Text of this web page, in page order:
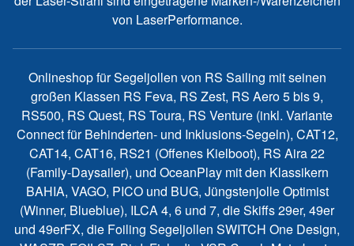
von LaserPerformance.
Onlineshop für Segeljollen von RS Sailing mit seinen
großen Klassen RS Feva, RS Zest, RS Aero 5 bis 9,
RS500, RS Quest, RS Toura, RS Venture (inkl. Variante
Connect für Behinderten- und Inklusions-Segeln), CAT12,
CAT14, CAT16, RS21 (Offenes Kielboot), RS Aira 22
(Family-Daysailer), und OceanPlay mit den Klassikern
BAHIA, VAGO, PICO und BUG, Jüngstenjolle Optimist
(Winner, Blueblue), ILCA 4, 6 und 7, die Skiffs 29er, 49er
und 49erFX, die Foiling Segeljollen SWITCH One Design,